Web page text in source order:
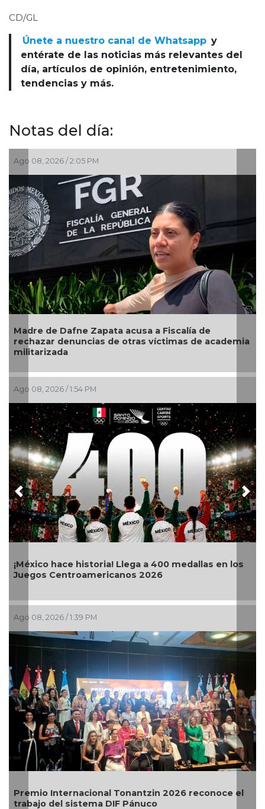
CD/GL
Únete a nuestro canal de Whatsapp y
entérate de las noticias más relevantes del
día, artículos de opinión, entretenimiento,
tendencias y más.
Notas del día:
Ago 08, 2026 / 2:05 PM
Madre de Dafne Zapata acusa a Fiscalía de
rechazar denuncias de otras víctimas de academia
militarizada
Ago 08, 2026 / 1:54 PM
¡México hace historia! Llega a 400 medallas en los
Juegos Centroamericanos 2026
Ago 08, 2026 / 1:39 PM
Premio Internacional Tonantzin 2026 reconoce el
trabajo del sistema DIF Pánuco
Previous